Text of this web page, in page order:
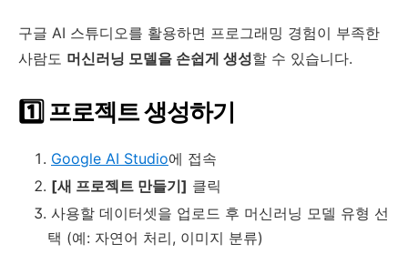
구글 AI 스튜디오를 활용하면 프로그래밍 경험이 부족한
사람도 머신러닝 모델을 손쉽게 생성할 수 있습니다.
1️⃣ 프로젝트 생성하기
Google AI Studio에 접속
[새 프로젝트 만들기] 클릭
사용할 데이터셋을 업로드 후 머신러닝 모델 유형 선
택 (예: 자연어 처리, 이미지 분류)